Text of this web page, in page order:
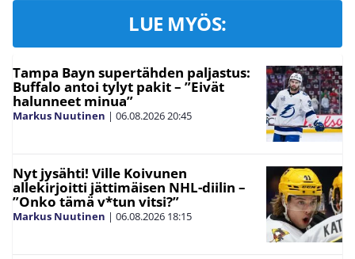
LUE MYÖS:
Tampa Bayn supertähden paljastus:
Buffalo antoi tylyt pakit – ”Eivät
halunneet minua”
Markus Nuutinen | 06.08.202620:45
Nyt jysähti! Ville Koivunen
allekirjoitti jättimäisen NHL-diilin –
”Onko tämä v*tun vitsi?”
Markus Nuutinen | 06.08.2026 18:15